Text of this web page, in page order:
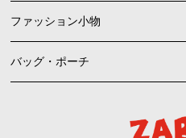
ファッション小物
バッグ・ポーチ